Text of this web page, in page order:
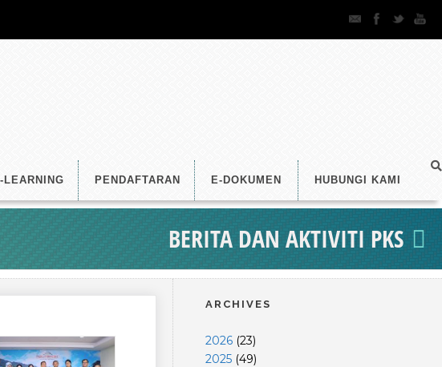
LEARNING PENDAFTARAN E-DOKUMEN HUBUNGI KAMI
BERITA DAN AKTIVITI PKS
ARCHIVES
2026 (23)
2025 (49)